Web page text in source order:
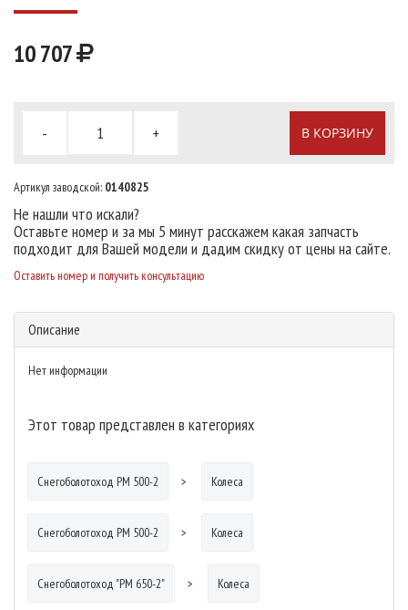
10 707
- + В КОРЗИНУ
Артикул заводской: 0140825
Не нашли что искали?
Оставьте номер и за мы 5 минут расскажем какая запчасть
подходит для Вашей модели и дадим скидку от цены на сайте.
Оставить номер и получить консультацию
Описание
Нет информации
Этот товар представлен в категориях
Снегоболотоход РМ 500-2 Колеса
Снегоболотоход РМ 500-2 Колеса
Снегоболотоход "РМ 650-2" Колеса